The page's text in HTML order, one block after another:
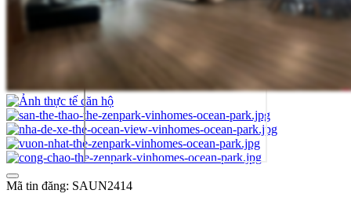
Mã tin đăng: SAUN2414